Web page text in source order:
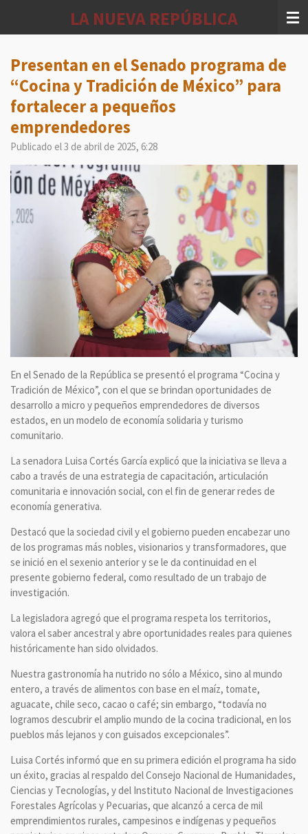
principal
LA NUEVA REPÚBLICA
Presentan en el Senado programa de
“Cocina y Tradición de México” para
fortalecer a pequeños
emprendedores
Publicado el 3 de abril de 2025, 6:28
En el Senado de la República se presentó el programa “Cocina y
Tradición de México”, con el que se brindan oportunidades de
desarrollo a micro y pequeños emprendedores de diversos
estados, en un modelo de economía solidaria y turismo
comunitario.
La senadora Luisa Cortés García explicó que la iniciativa se lleva a
cabo a través de una estrategia de capacitación, articulación
comunitaria e innovación social, con el fin de generar redes de
economía generativa.
Destacó que la sociedad civil y el gobierno pueden encabezar uno
de los programas más nobles, visionarios y transformadores, que
se inició en el sexenio anterior y se le da continuidad en el
presente gobierno federal, como resultado de un trabajo de
investigación.
La legisladora agregó que el programa respeta los territorios,
valora el saber ancestral y abre oportunidades reales para quienes
históricamente han sido olvidados.
Nuestra gastronomía ha nutrido no sólo a México, sino al mundo
entero, a través de alimentos con base en el maíz, tomate,
aguacate, chile seco, cacao o café; sin embargo, “todavía no
logramos descubrir el amplio mundo de la cocina tradicional, en los
pueblos más lejanos y con guisados excepcionales”.
Luisa Cortés informó que en su primera edición el programa ha sido
un éxito, gracias al respaldo del Consejo Nacional de Humanidades,
Ciencias y Tecnologías, y del Instituto Nacional de Investigaciones
Forestales Agrícolas y Pecuarias, que alcanzó a cerca de mil
emprendimientos rurales, campesinos e indígenas y pequeños